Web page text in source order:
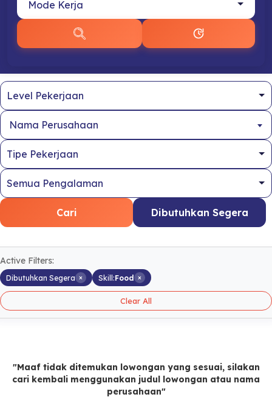
Nama Perusahaan
Cari Dibutuhkan Segera
Active Filters:
Dibutuhkan Segera × Skill:Food ×
Clear All
"Maaf tidak ditemukan lowongan yang sesuai, silakan
cari kembali menggunakan judul lowongan atau nama
perusahaan"